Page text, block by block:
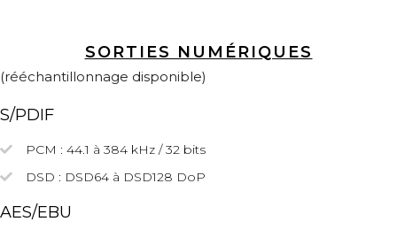
SORTIES NUMÉRIQUES
(rééchantillonnage disponible)
S/PDIF
PCM : 44.1 à 384 kHz / 32 bits
DSD : DSD64à DSD128 DoP
AES/EBU